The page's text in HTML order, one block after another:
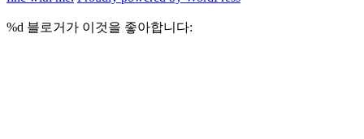
%d 블로거가 이것을 좋아합니다: